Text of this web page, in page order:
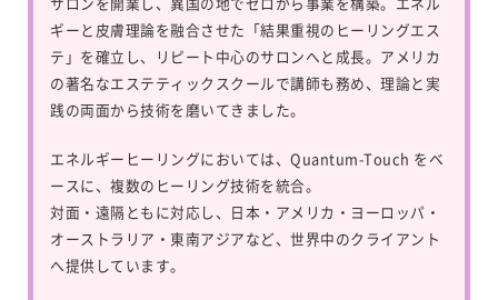
ギーと皮膚理論を融合させた「結果重視のヒーリングエス
テ」を確立し、リピート中心のサロンへと成長。アメリカ
の著名なエステティックスクールで講師も務め、理論と実
践の両面から技術を磨いてきました。
エネルギーヒーリングにおいては、 Quantum-Touch をベ
ースに、複数のヒーリング技術を統合。
対面・遠隔ともに対応し、日本・アメリカ・ヨーロッパ・
オーストラリア・東南アジアなど、世界中のクライアント
へ提供しています。